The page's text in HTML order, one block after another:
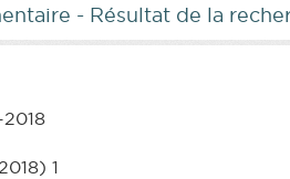
- Résultat de la
1